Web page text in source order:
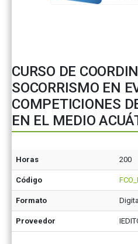
CURSO DE
SOCORRISMO EN
COMPETICIONES
EN EL MEDIO
Horas 200
Código
Formato Digital
Proveedor